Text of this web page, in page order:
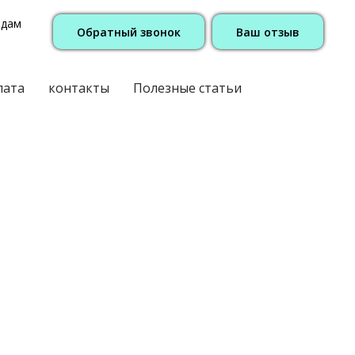
Обратный звонок Ваш отзыв
контакты Полезные статьи